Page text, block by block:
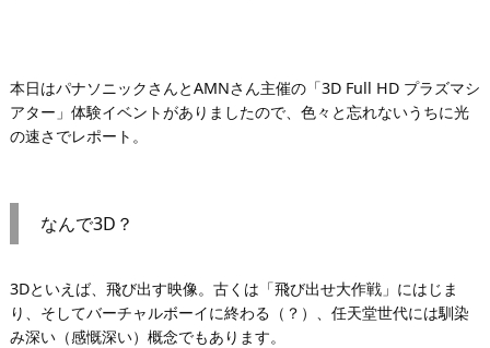
本日はパナソニックさんとAMNさん主催の「3D Full HD プラズマシ
アター」体験イベントがありましたので、色々と忘れないうちに光
の速さでレポート。
なんで3D？
3Dといえば、飛び出す映像。古くは「飛び出せ大作戦」にはじま
り、そしてバーチャルボーイに終わる（？）、任天堂世代には馴染
み深い（感慨深い）概念でもあります。